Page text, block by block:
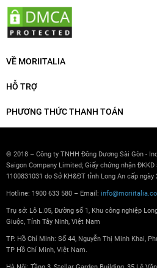
VỀ MORIITALIA
HỖ TRỢ
PHƯƠNG THỨC THANH TOÁN
© 2018 – Công ty TNHH Đông Dương Sài Gòn -
Saigon Company Limited; Giấy chứng nhận ĐKKD
1100831031 do Sở KH&ĐT tỉnh Long An cấp
Hotline: 1900 633 580 – Email:
Trụ sở: Lô L.05, Đường số 1, Khu công nghiệp
Giuộc, Tỉnh Tây Ninh, Việt Nam
TP. Hồ Chí Minh: Số 44, Nguyễn Thị Minh Khai,
TP Hồ Chí Minh, Việt Nam.